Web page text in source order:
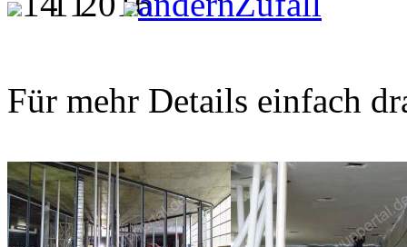
Für mehr Details einfach